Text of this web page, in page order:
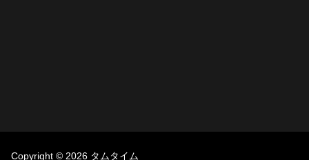
Copyright © 2026 タムタイム